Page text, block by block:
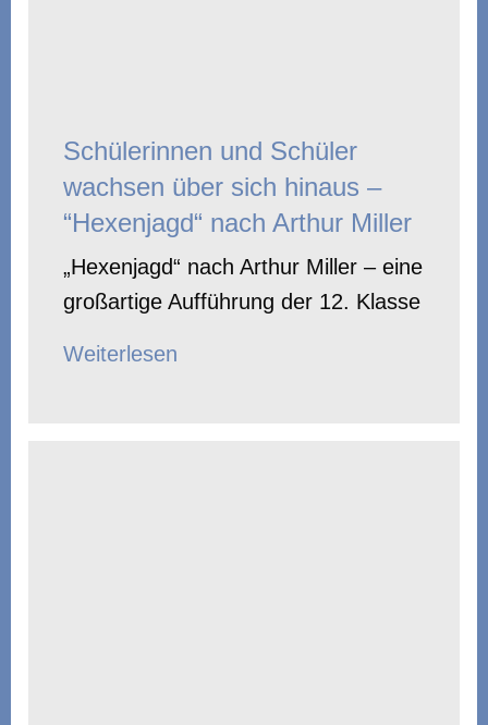
Schülerinnen und Schüler
wachsen über sich hinaus –
“Hexenjagd“ nach Arthur Miller
„Hexenjagd“ nach Arthur Miller – eine
großartige Aufführung der 12. Klasse
Weiterlesen